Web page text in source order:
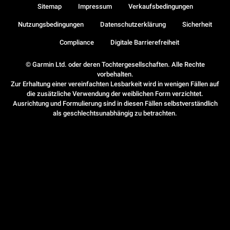
© Garmin Ltd. oder deren Tochtergesellschaften. Alle Rechte
vorbehalten.
Zur Erhaltung einer vereinfachten Lesbarkeit wird in wenigen Fällen auf
die zusätzliche Verwendung der weiblichen Form verzichtet.
Ausrichtung und Formulierung sind in diesen Fällen selbstverständlich
als geschlechtsunabhängig zu betrachten.
Sitemap Impressum Verkaufsbedingungen
Nutzungsbedingungen Datenschutzerklärung Sicherheit
Compliance Digitale Barrierefreiheit